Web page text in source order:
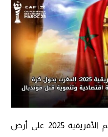
مع صافرة انطلاق كأس الأمم الأفريقية 2025 على أرض